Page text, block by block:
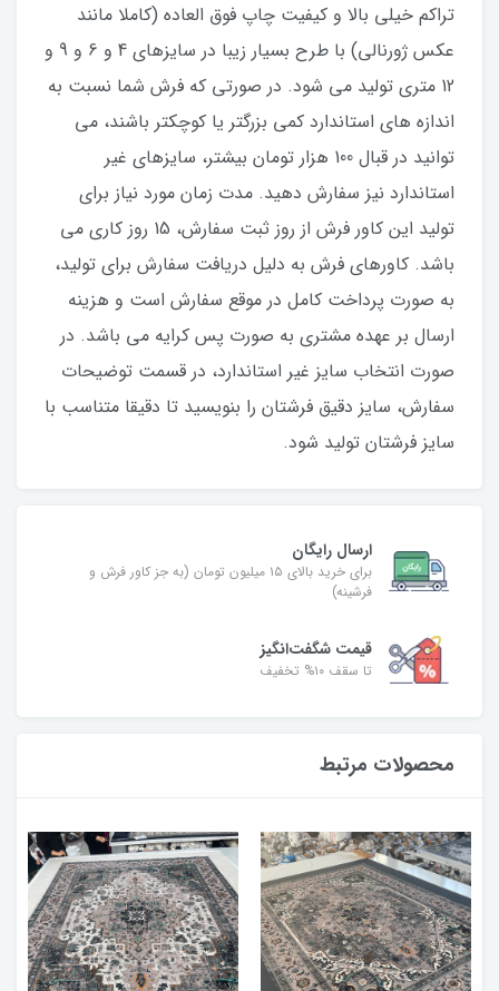
تراکم خیلی بالا و کیفیت چاپ فوق العاده (کاملا مانند
عکس ژورنالی) با طرح بسیار زیبا در سایزهای 4 و 6 و 9 و
12 متری تولید می شود. در صورتی که فرش شما نسبت به
اندازه های استاندارد کمی بزرگتر یا کوچکتر باشند، می
توانید در قبال 100 هزار تومان بیشتر، سایزهای غیر
استاندارد نیز سفارش دهید. مدت زمان مورد نیاز برای
تولید این کاور فرش از روز ثبت سفارش، 15 روز کاری می
باشد. کاورهای فرش به دلیل دریافت سفارش برای تولید،
به صورت پرداخت کامل در موقع سفارش است و هزینه
ارسال بر عهده مشتری به صورت پس کرایه می باشد. در
صورت انتخاب سایز غیر استاندارد، در قسمت توضیحات
سفارش، سایز دقیق فرشتان را بنویسید تا دقیقا متناسب با
سایز فرشتان تولید شود.
ارسال رایگان
برای خرید بالای ۱۵ میلیون تومان (به جز کاور فرش و
فرشینه)
قیمت شگفت‌انگیز
تا سقف ۱۰% تخفیف
محصولات مرتبط